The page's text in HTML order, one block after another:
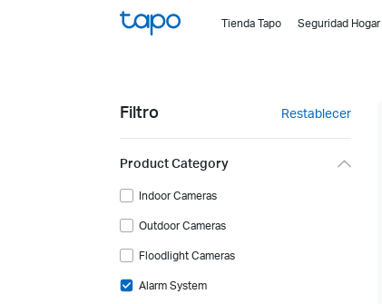
Tienda Tapo Seguridad Hogar
Filtro Restablecer
Product Category
Indoor Cameras
Outdoor Cameras
Floodlight Cameras
Alarm System